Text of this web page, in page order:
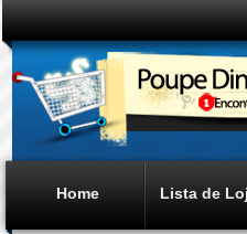
Home Lista de